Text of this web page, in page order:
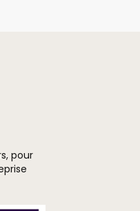
pour